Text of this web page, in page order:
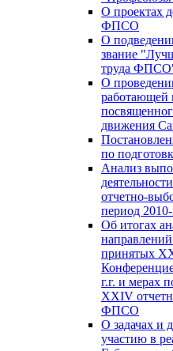
О проектах
ФПСО
О
звание
труда
О
движения
по
Анализ
отчетно-
период 2010-
Об итогах
принятых
г.г. и мерах
XXIV
ФПСО
О задачах и
участию в